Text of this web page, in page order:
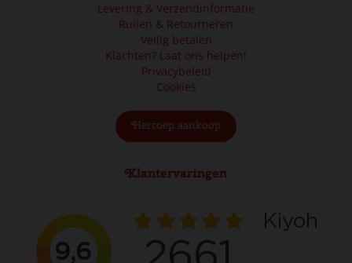
Levering & Verzendinformatie
Ruilen & Retourneren
Veilig betalen
Klachten? Laat ons helpen!
Privacybeleid
Cookies
Herroep aankoop
Klantervaringen